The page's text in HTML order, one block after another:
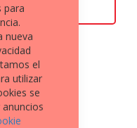
PARTE DE PAGO
para
nueva
el
utilizar
se